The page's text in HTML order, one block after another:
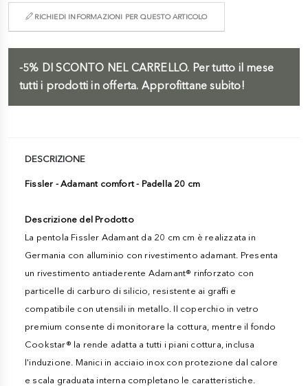
RICHIEDI INFORMAZIONI PER QUESTO ARTICOLO
-5% DI SCONTO NEL CARRELLO. Per tutto il mese
tutti i prodotti in offerta. Approfittane subito!
DESCRIZIONE
Fissler - Adamant comfort - Padella 20 cm
Descrizione del Prodotto
La pentola Fissler Adamant da 20 cm cm è realizzata in
Germania con alluminio con rivestimento adamant. Presenta
un rivestimento antiaderente Adamant® rinforzato con
particelle di carburo di silicio, resistente ai graffi e
compatibile con utensili in metallo. Il coperchio in vetro
premium consente di monitorare la cottura, mentre il fondo
Cookstar® la rende adatta a tutti i piani cottura, inclusa
l'induzione. Manici in acciaio inox con protezione dal calore
e scala graduata interna completano le caratteristiche.